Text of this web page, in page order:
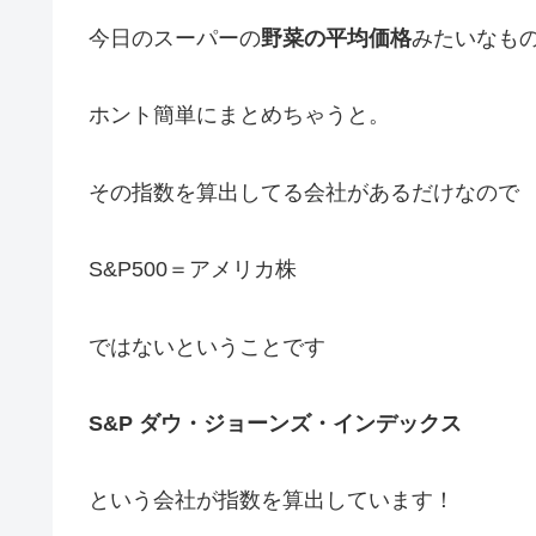
今日のスーパーの野菜の平均価格みたいなも
ホント簡単にまとめちゃうと。
その指数を算出してる会社があるだけなので
S&P500＝アメリカ株
ではないということです
S&P ダウ・ジョーンズ・インデックス
という会社が指数を算出しています！